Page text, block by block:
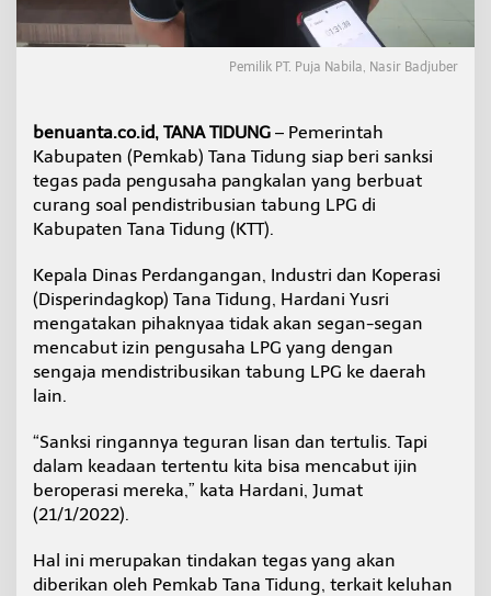
n
m
a
i
n
L
P
‘
N
k
a
l
K
T
T
Pemilik PT. Puja Nabila, Nasir Badjuber
benuanta.co.id, TANA TIDUNG – Pemerintah
Kabupaten (Pemkab) Tana Tidung siap beri sanksi
tegas pada pengusaha pangkalan yang berbuat
curang soal pendistribusian tabung LPG di
Kabupaten Tana Tidung (KTT).
Kepala Dinas Perdangangan, Industri dan Koperasi
(Disperindagkop) Tana Tidung, Hardani Yusri
mengatakan pihaknyaa tidak akan segan-segan
mencabut izin pengusaha LPG yang dengan
sengaja mendistribusikan tabung LPG ke daerah
lain.
“Sanksi ringannya teguran lisan dan tertulis. Tapi
dalam keadaan tertentu kita bisa mencabut ijin
beroperasi mereka,” kata Hardani, Jumat
(21/1/2022).
Hal ini merupakan tindakan tegas yang akan
diberikan oleh Pemkab Tana Tidung, terkait keluhan